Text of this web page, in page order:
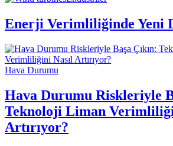
Enerji Verimliliğinde Yeni
Hava Durumu
Hava Durumu Riskleriyle
Teknoloji Liman
Artırıyor?